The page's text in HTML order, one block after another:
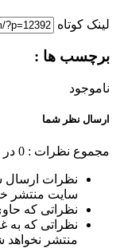
لینک کوتاه
برچسب ها :
ناموجود
ارسال نظر شما
مجموع نظرات : 0 در
نظرات ارسال
سایت منتشر
نظراتی که
نظراتی که به
منتشر نخواهد